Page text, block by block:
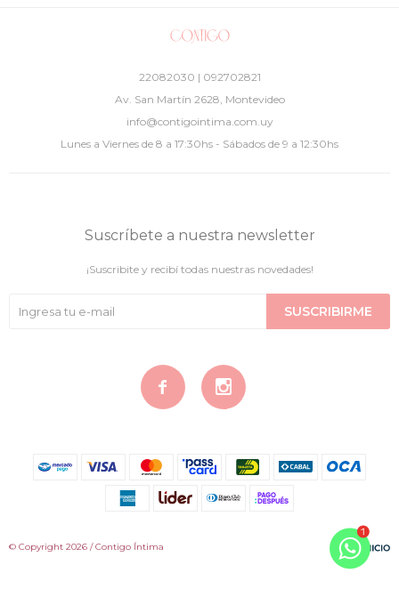
22082030 | 092702821
Av. San Martín 2628, Montevideo
info@contigointima.com.uy
Lunes a Viernes de 8 a 17:30hs - Sábados de 9 a 12:30hs
Suscríbete a nuestra newsletter
¡Suscribite y recibí todas nuestras novedades!
SUSCRIBIRME
 
© Copyright 2026 / Contigo Íntima